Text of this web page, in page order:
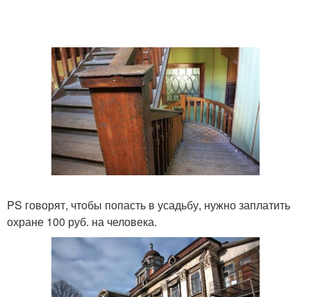
PS говорят, чтобы попасть в усадьбу, нужно заплатить
охране 100 руб. на человека.